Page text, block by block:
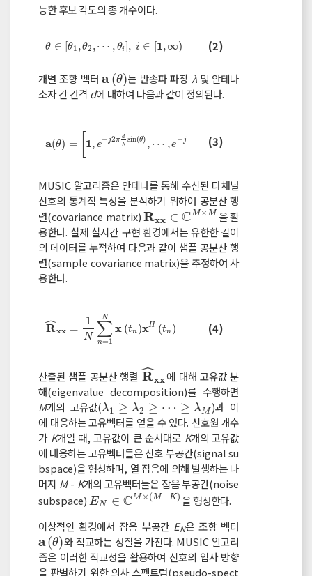
능한 후보 각도의 총 개수이다.
θ ∈ [θ1 ,θ2 ,⋯ , θi], i ∈ [1,∞)
θ∈θ1, θ2,,θi, i ∈ 1,∞ (2)
개별 조향 벡터a (θ)
aθ 는 반송파 파장 λ및 안테나
소자 간 간격 d에 대하여 다음과 같이 정의된다.
a(θ) = 1 , e− j2π d
λ
sin(θ) , ⋯ , e− j2
λ
si
a( θ)= 1,e-j2πdλsinθ ,,e-j2π 1dλ
(3)
MUSIC 알고리즘은 안테나를 통해 수신된 다채널
신호의 통계적 특성을 분석하기 위하여 공분산 행
렬(covariance matrix)Rxx ∈ CM×M
Rxx∈ CM×M
을 활
용한다. 실제 실시간 구현 환경에서는 유한한 길이
의 데이터를 누적하여 다음과 같이 샘플 공분산 행
렬(sample covariance matrix)을 추정하여 사
용한다.
R
ˆxx =
1
N ∑
n=1
N
x (tn )xH (tn )
R^ xx=1N∑n=1NxtnxHtn (4)
산출된 샘플 공분산 행렬 R
ˆxx
R^xx 에 대해 고유값 분
해(eigenvalue decomposition)를 수행하면
M개의 고유값(λ1 ≥ λ2 ≥ ⋯ ≥ λM
λ1 ≥λ 2≥ ≥λ M
)과 이
에 대응하는 고유벡터를 얻을 수 있다. 신호원 개수
가 K개일 때, 고유값이 큰 순서대로 K개의 고유값
에 대응하는 고유벡터들은 신호 부공간(signal su
bspace)을 형성하며, 열 잡음에 의해 발생하는 나
머지 M- K개의 고유벡터들은 잡음 부공간(noise
subspace) EN ∈ CM×(M−K)
EN∈C M×M-K
을 형성한다.
이상적인 환경에서 잡음 부공간 EN은 조향 벡터
a(θ)
aθ
와 직교하는 성질을 가진다. MUSIC 알고리
즘은 이러한 직교성을 활용하여 신호의 입사 방향
을 판별하기 위한 의사 스펙트럼(pseudo-spect